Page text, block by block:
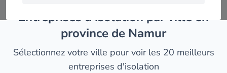
entreprises d'isolation par ville en
province de Namur
Sélectionnez votre ville pour voir les 20 meilleurs
entreprises d'isolation